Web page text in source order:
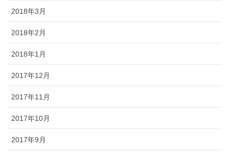
2018年3月
2018年2月
2018年1月
2017年12月
2017年11月
2017年10月
2017年9月